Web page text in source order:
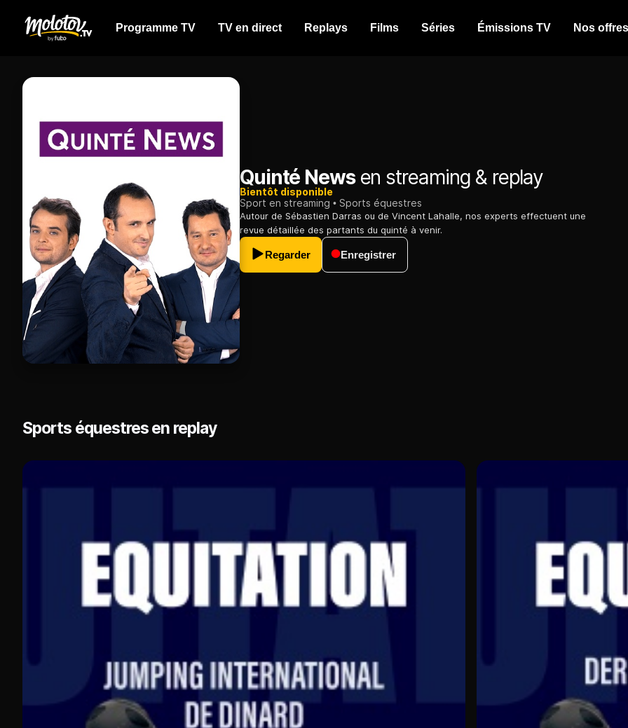
Programme TV TV en direct Replays Films Séries Émissions TV Nos offres
Quinté Newsen streaming & replay
Bientôt disponible
Sport en streaming
Sports équestres
Autour de Sébastien Darras ou de Vincent Lahalle, nos experts effectuent une
revue détaillée des partants du quinté à venir.
Regarder Enregistrer
Sports équestres en replay